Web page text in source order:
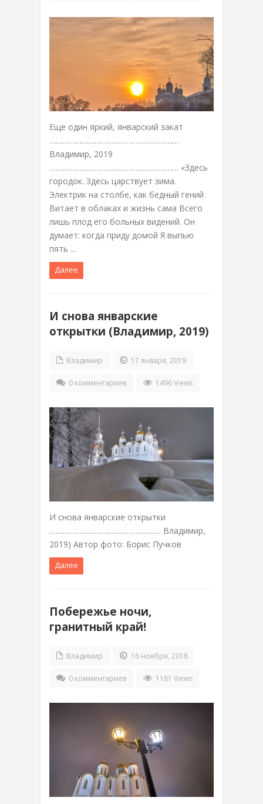
Еще один яркий, январский закат
……………………………………………………
Владимир, 2019
…………………………………………………… «Здесь
городок. Здесь царствует зима.
Электрик на столбе, как бедный гений
Витает в облаках и жизнь сама Всего
лишь плод его больных видений. Он
думает: когда приду домой Я выпью
пять ...
Далее
И снова январские
открытки (Владимир, 2019)
Владимир 17 января, 2019
0 комментариев 1496 Views
И снова январские открытки
……………………………………………. Владимир,
2019) Автор фото: Борис Пучков
Далее
Побережье ночи,
гранитный край!
Владимир 16 ноября, 2018
0 комментариев 1181 Views